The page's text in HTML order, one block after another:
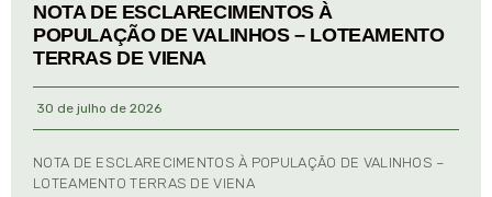
NOTA DE ESCLARECIMENTOS À
POPULAÇÃO DE VALINHOS – LOTEAMENTO
TERRAS DE VIENA
30 de julho de 2026
NOTA DE ESCLARECIMENTOS À POPULAÇÃO DE VALINHOS –
LOTEAMENTO TERRAS DE VIENA